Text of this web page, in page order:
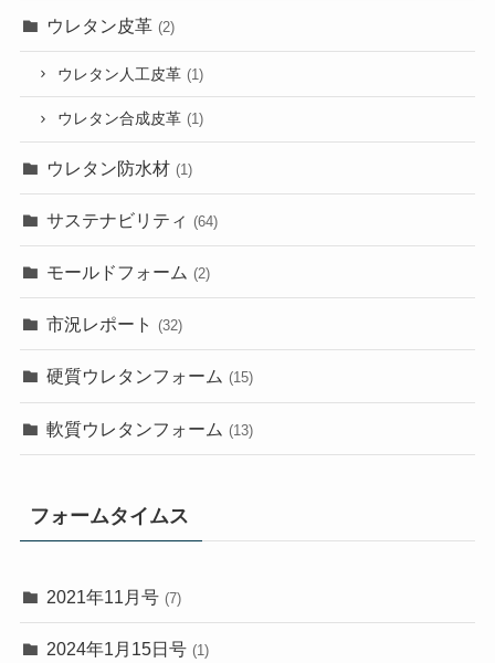
ウレタン皮革 (2)
ウレタン人工皮革 (1)
ウレタン合成皮革 (1)
ウレタン防水材 (1)
サステナビリティ (64)
モールドフォーム (2)
市況レポート (32)
硬質ウレタンフォーム (15)
軟質ウレタンフォーム (13)
フォームタイムス
2021年11月号 (7)
2024年1月15日号 (1)